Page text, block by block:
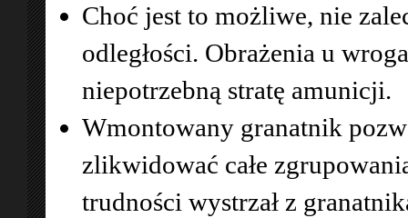
Choć jest to możliwe, nie
odległości. Obrażenia u
niepotrzebną stratę amunicji.
Wmontowany granatnik
zlikwidować całe
trudności wystrzał z